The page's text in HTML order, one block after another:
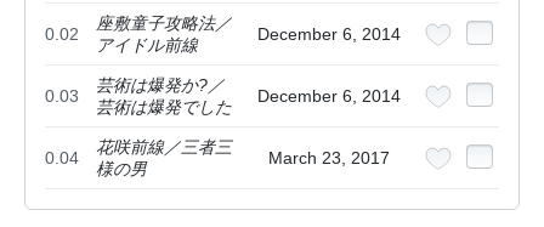
0.02
座敷童子攻略法／
アイドル前線
December 6, 2014
0.03
芸術は爆発か?／
芸術は爆発でした
December 6, 2014
0.04
花咲前線／三者三
様の男
March 23, 2017